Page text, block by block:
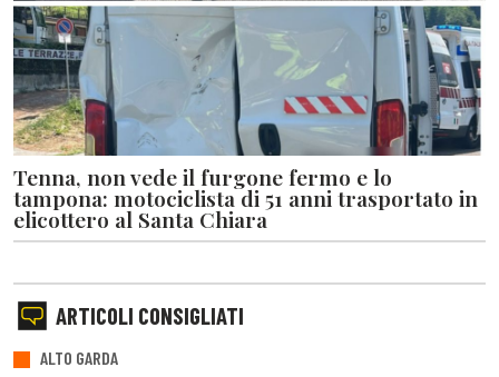
Tenna, non vede il furgone fermo e lo
tampona: motociclista di 51 anni trasportato in
elicottero al Santa Chiara
ARTICOLI CONSIGLIATI
ALTO GARDA